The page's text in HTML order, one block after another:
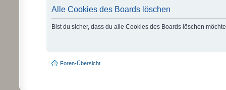
Alle Cookies des Boards löschen
Bist du sicher, dass du alle Cookies des Boards löschen
Foren-Übersicht